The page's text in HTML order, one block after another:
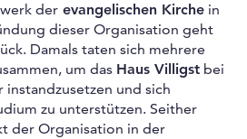
der evangelischen Kirche in
dieser Organisation geht
Damals taten sich mehrere
um das Haus Villigst bei
instandzusetzen und sich
zu unterstützen. Seither
der Organisation in der